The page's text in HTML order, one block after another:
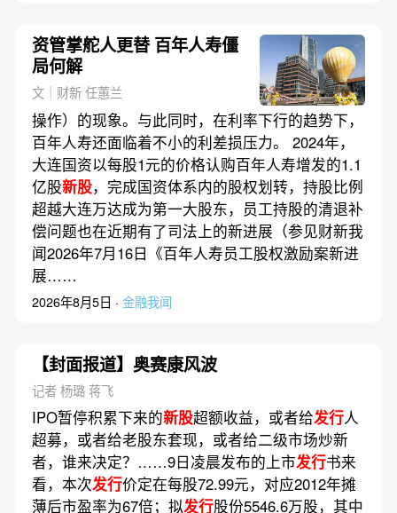
资管掌舵人更替 百年人寿僵
局何解
文｜财新 任蕙兰
操作）的现象。与此同时，在利率下行的趋势下，
百年人寿还面临着不小的利差损压力。 2024年，
大连国资以每股1元的价格认购百年人寿增发的1.1
亿股新股，完成国资体系内的股权划转，持股比例
超越大连万达成为第一大股东，员工持股的清退补
偿问题也在近期有了司法上的新进展（参见财新我
闻2026年7月16日《百年人寿员工股权激励案新进
展……
2026年8月5日 · 金融我闻
【封面报道】奥赛康风波
记者 杨璐 蒋飞
IPO暂停积累下来的新股超额收益，或者给发行人
超募，或者给老股东套现，或者给二级市场炒新
者，谁来决定？……9日凌晨发布的上市发行书来
看，本次发行价定在每股72.99元，对应2012年摊
薄后市盈率为67倍；拟发行股份5546.6万股，其中